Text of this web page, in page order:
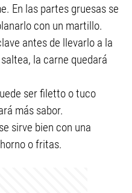
En las partes gruesas se
con un martillo.
antes de llevarlo a la
la carne quedará
ser filetto o tuco
más sabor.
sirve bien con una
o fritas.